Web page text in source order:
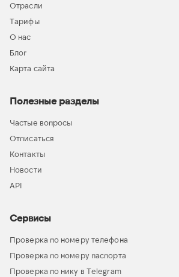
Отрасли
Тарифы
О нас
Блог
Карта сайта
Полезные разделы
Частые вопросы
Отписаться
Контакты
Новости
API
Сервисы
Проверка по номеру телефона
Проверка по номеру паспорта
Проверка по нику в Telegram